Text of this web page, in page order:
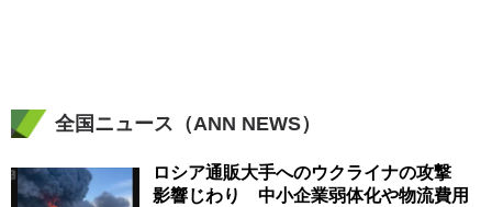
全国ニュース（ANN NEWS）
ロシア通販大手へのウクライナの攻撃
影響じわり 中小企業弱体化や物流費用